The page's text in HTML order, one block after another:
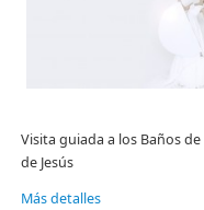
Visita guiada a los Baños
de Jesús
Más detalles